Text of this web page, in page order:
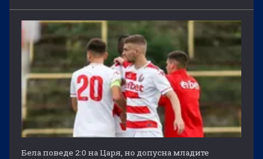
Бела поведе 2:0 на Царя, но допусна младите